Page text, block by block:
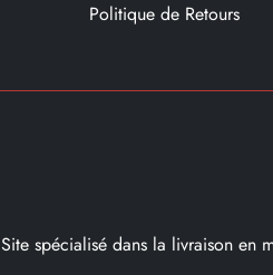
Politique de Retours
Site spécialisé dans la livraison en